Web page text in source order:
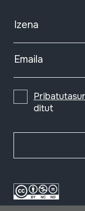
Izena
Emaila
ditut